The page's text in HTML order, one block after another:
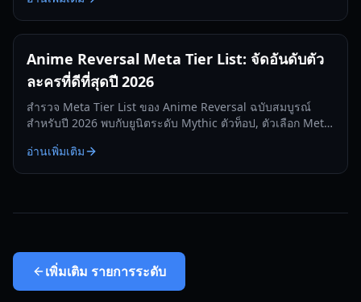
Anime Reversal Meta Tier List: จัดอันดับตัว
ละครที่ดีที่สุดปี 2026
สำรวจ Meta Tier List ของ Anime Reversal ฉบับสมบูรณ์
สำหรับปี 2026 พบกับยูนิตระดับ Mythic ตัวท็อป, ตัวเลือก Meta
อ่านเพิ่มเติม
เพิ่มเติม รายการระดับ